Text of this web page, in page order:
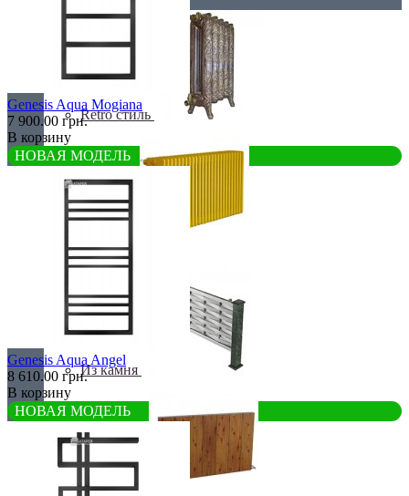
Retro стиль
Из камня
Genesis Aqua Mogiana
7 900.00 грн.
В корзину
НОВАЯ МОДЕЛЬ
Genesis Aqua Angel
8 610.00 грн.
В корзину
НОВАЯ МОДЕЛЬ